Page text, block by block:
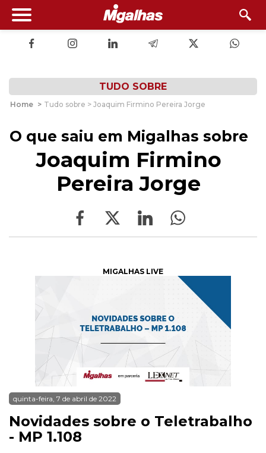
TUDO SOBRE
Home > Tudo sobre > Joaquim Firmino Pereira Jorge
O que saiu em Migalhas sobre
Joaquim Firmino
Pereira Jorge
MIGALHAS LIVE
quinta-feira, 7 de abril de 2022
Novidades sobre o Teletrabalho
- MP 1.108